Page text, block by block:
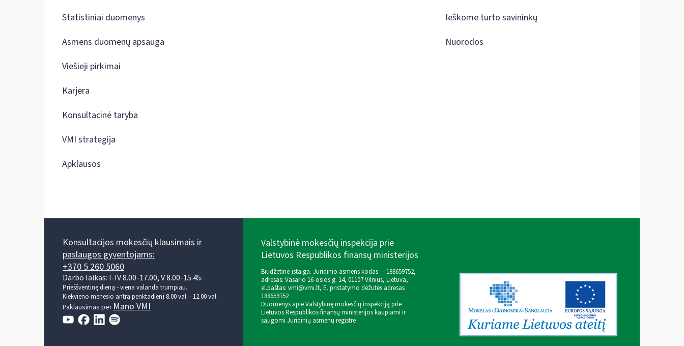
Statistiniai duomenys
Asmens duomenų apsauga
Viešieji pirkimai
Karjera
Konsultacinė taryba
VMI strategija
Apklausos
Ieškome turto savininkų
Nuorodos
Konsultacijos mokesčių klausimais ir
paslaugos gyventojams:
+370 5 260 5060
Darbo laikas: I-IV 8.00-17.00, V 8.00-15.45.
Prieššventinę dieną - viena valanda trumpiau.
Kiekvieno mėnesio antrą penktadienį 8.00 val. - 12.00 val.
Paklausimas perMano VMI
Valstybinė mokesčių inspekcija prie
Lietuvos Respublikos finansų ministerijos
Biudžetinė įstaiga. Juridinio asmens kodas — 188659752,
adresas: Vasario 16-osios g. 14, 01107 Vilnius, Lietuva,
el.paštas: vmi@vmi.lt, E. pristatymo dėžutės adresas
188659752
Duomenys apie Valstybinę mokesčių inspekciją prie
Lietuvos Respublikos finansų ministerijos kaupiami ir
saugomi Juridinių asmenų registre